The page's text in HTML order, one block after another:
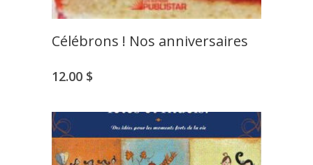
Célébrons ! Nos anniversaires
12.00 $